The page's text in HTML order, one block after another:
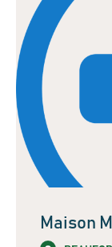
Maison